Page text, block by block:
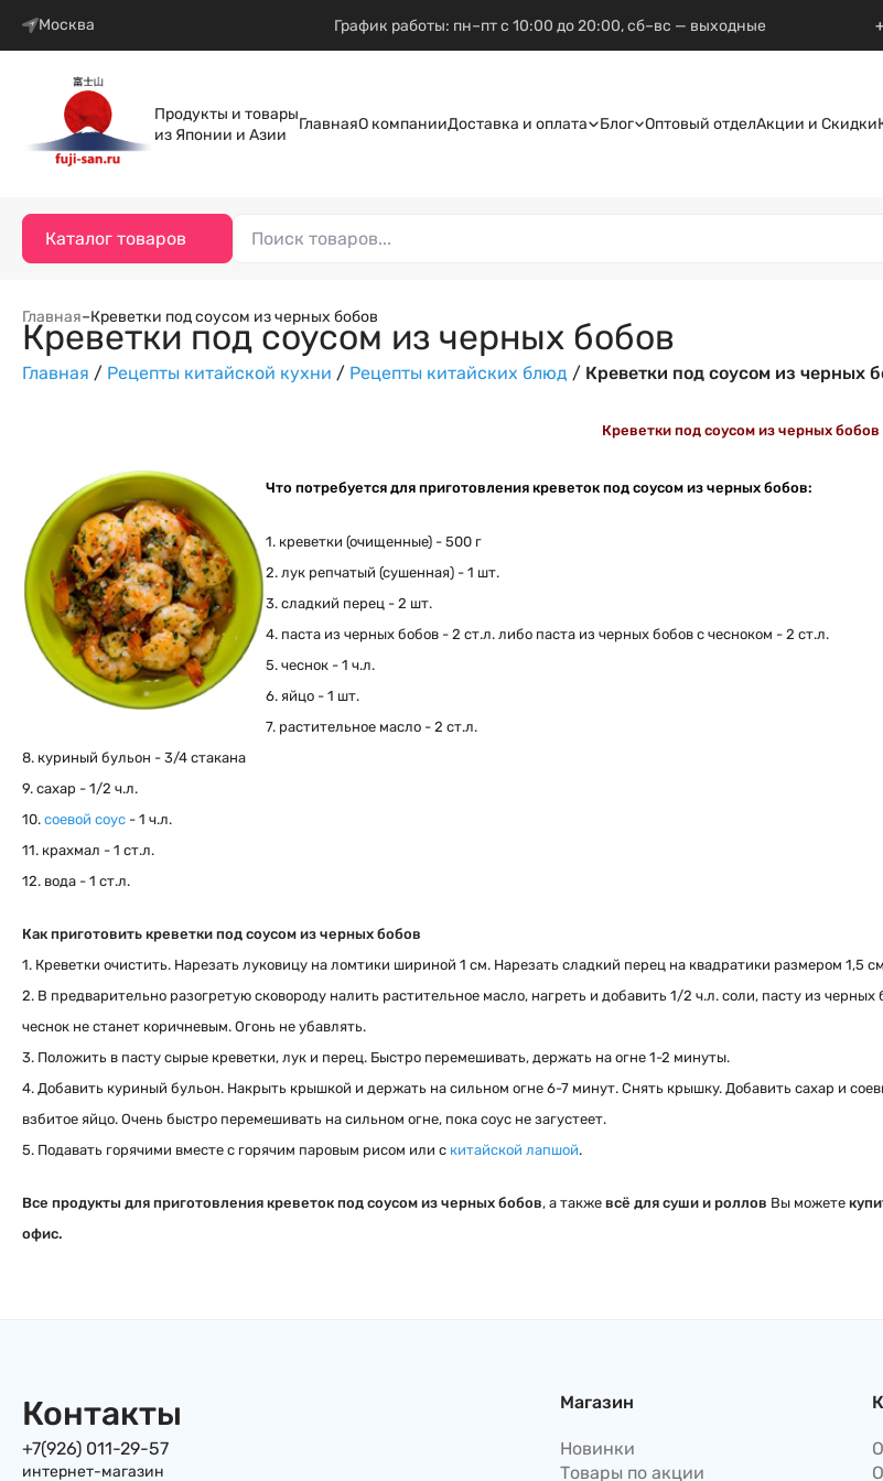
Москва График работы: пн–пт с 10:00 до 20:00, сб–вс — выходные
Продукты и товары
из Японии и Азии
ГлавнаяО компанииДоставка и оплата Блог Оптовый отделАкции и Скидки
Каталог товаров
Главная–Креветки под соусом из черных бобов
Креветки под соусом из черных бобов
Главная / Рецепты китайской кухни / Рецепты китайских блюд / Креветки под соусом из черных
Креветки под соусом из черных бобов
Что потребуется для приготовления креветок под соусом из черных бобов:
1. креветки (очищенные) - 500 г
2. лук репчатый (сушенная) - 1 шт.
3. сладкий перец - 2 шт.
4. паста из черных бобов - 2 ст.л. либо паста из черных бобов с чесноком - 2 ст.л.
5. чеснок - 1 ч.л.
6. яйцо - 1 шт.
7. растительное масло - 2 ст.л.
8. куриный бульон - 3/4 стакана
9. сахар - 1/2 ч.л.
10. соевой соус - 1 ч.л.
11. крахмал - 1 ст.л.
12. вода - 1 ст.л.
Как приготовить креветки под соусом из черных бобов
1. Креветки очистить. Нарезать луковицу на ломтики шириной 1 см. Нарезать сладкий перец на квадратики размером 1,5
2. В предварительно разогретую сковороду налить растительное масло, нагреть и добавить 1/2 ч.л. соли, пасту из
чеснок не станет коричневым. Огонь не убавлять.
3. Положить в пасту сырые креветки, лук и перец. Быстро перемешивать, держать на огне 1-2 минуты.
4. Добавить куриный бульон. Накрыть крышкой и держать на сильном огне 6-7 минут. Снять крышку. Добавить сахар и
взбитое яйцо. Очень быстро перемешивать на сильном огне, пока соус не загустеет.
5. Подавать горячими вместе с горячим паровым рисом или с китайской лапшой.
Все продукты для приготовления креветок под соусом из черных бобов, а также всё для суши и роллов Вы можете
офис.
Контакты
+7(926) 011-29-57
интернет-магазин
Магазин
Новинки
Товары по акции